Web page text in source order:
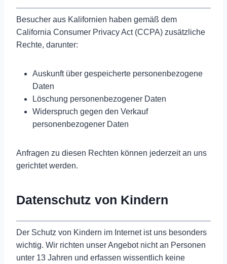
Besucher aus Kalifornien haben gemäß dem
California Consumer Privacy Act (CCPA) zusätzliche
Rechte, darunter:
Auskunft über gespeicherte personenbezogene
Daten
Löschung personenbezogener Daten
Widerspruch gegen den Verkauf
personenbezogener Daten
Anfragen zu diesen Rechten können jederzeit an uns
gerichtet werden.
Datenschutz von Kindern
Der Schutz von Kindern im Internet ist uns besonders
wichtig. Wir richten unser Angebot nicht an Personen
unter 13 Jahren und erfassen wissentlich keine